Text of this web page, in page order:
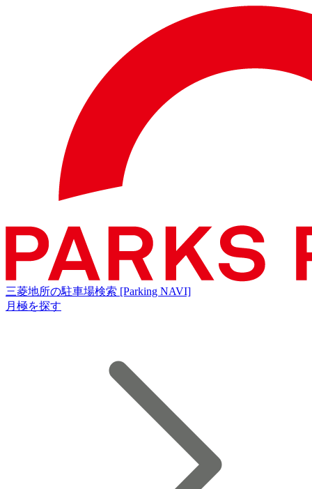
三菱地所の駐車場検索 [Parking NAVI]
月極を探す